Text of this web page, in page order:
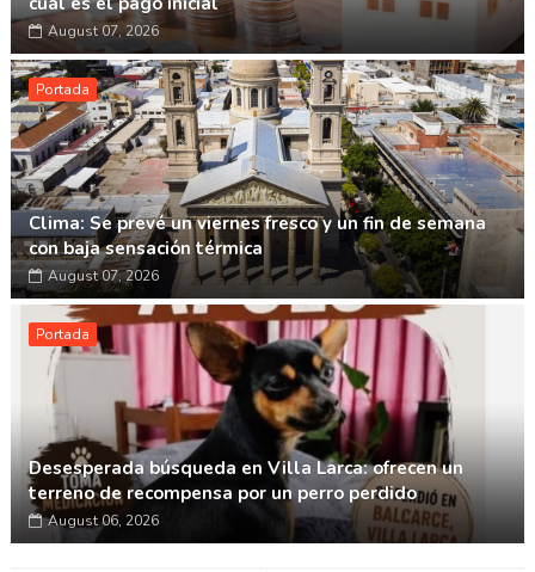
August 07, 2026
Portada
Clima: Se prevé un viernes fresco y un fin de semana
con baja sensación térmica
August 07, 2026
Portada
Desesperada búsqueda en Villa Larca: ofrecen un
terreno de recompensa por un perro perdido
August 06, 2026